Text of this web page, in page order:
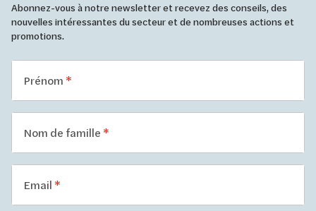
Abonnez-vous à notre newsletter et recevez des conseils, des
nouvelles intéressantes du secteur et de nombreuses actions et
promotions.
Prénom
Nom de famille
Email